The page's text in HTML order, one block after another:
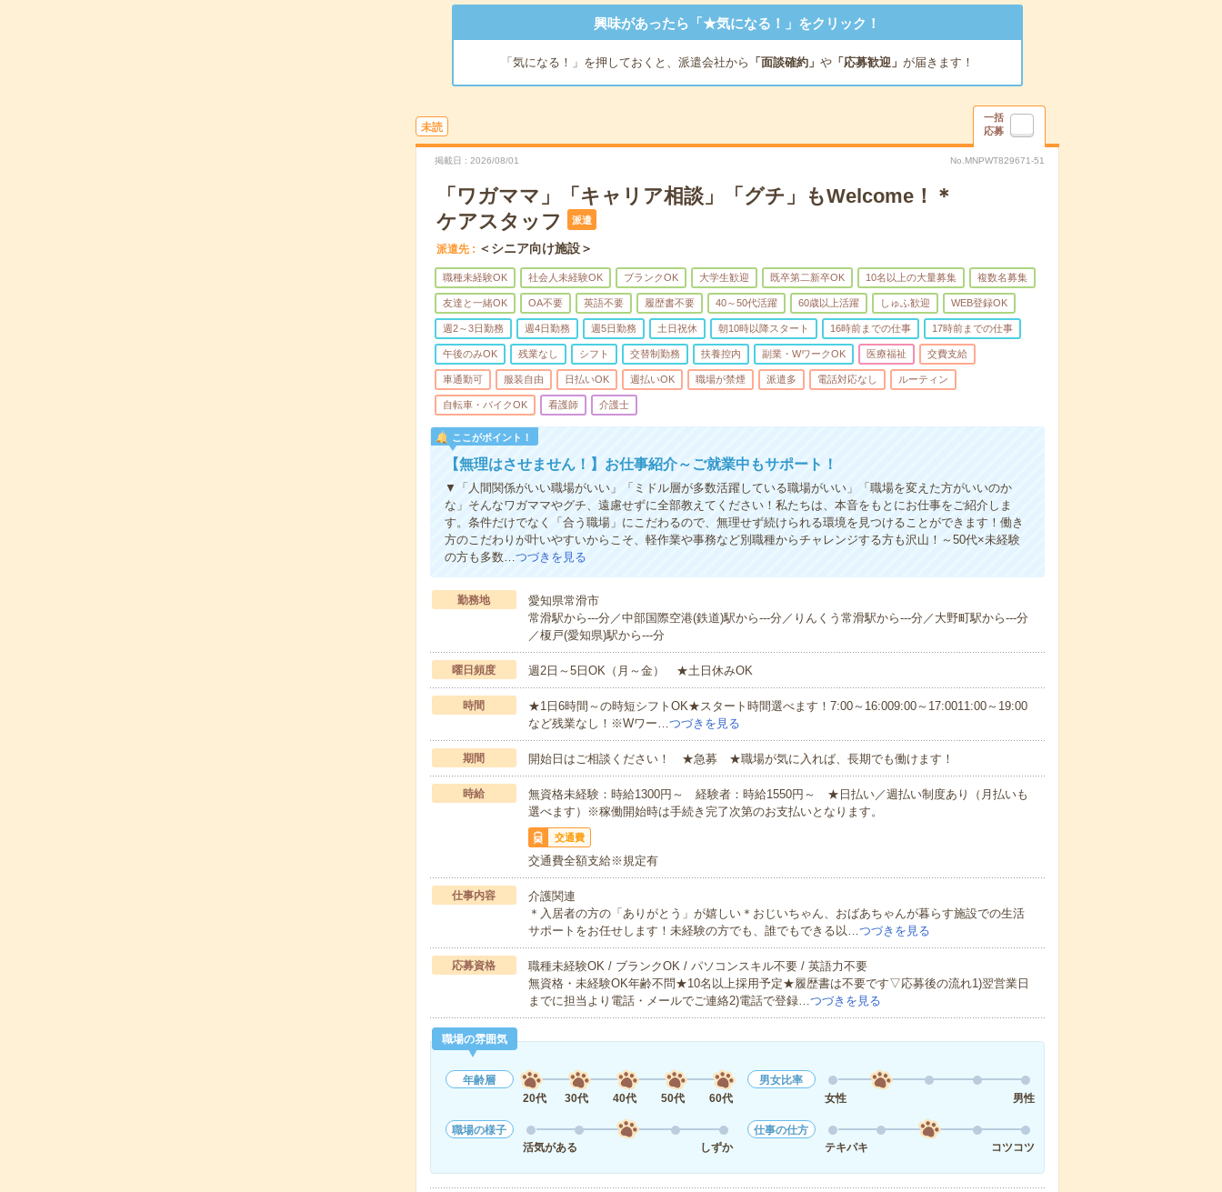
興味があったら「★気になる！」をクリック！
「気になる！」を押しておくと、派遣会社から 「面談確約」 や「応募歓迎」 が届きます！
未読
一括
応募
掲載日 2026/08/01 No.MNPWT829671-51
「ワガママ」「キャリア相談」「グチ」もWelcome！＊
ケアスタッフ
派遣
派遣先 ＜シニア向け施設＞
職種未経験OK 社会人未経験OK ブランクOK 大学生歓迎 既卒第二新卒OK 10名以上の大量募集 複数名募集
友達と一緒OK OA不要 英語不要 履歴書不要 40～50代活躍 60歳以上活躍 しゅふ歓迎 WEB登録OK
週2～3日勤務 週4日勤務 週5日勤務 土日祝休 朝10時以降スタート 16時前までの仕事 17時前までの仕事
午後のみOK 残業なし シフト 交替制勤務 扶養控内 副業・WワークOK 医療福祉 交費支給
車通勤可 服装自由 日払いOK 週払いOK 職場が禁煙 派遣多 電話対応なし ルーティン
自転車・バイクOK 看護師 介護士
ここがポイント！
【無理はさせません！】お仕事紹介～ご就業中もサポート！
▼「人間関係がいい職場がいい」「ミドル層が多数活躍している職場がいい」「職場を変えた方がいいのか
な」そんなワガママやグチ、遠慮せずに全部教えてください！私たちは、本音をもとにお仕事をご紹介しま
す。条件だけでなく「合う職場」にこだわるので、無理せず続けられる環境を見つけることができます！働き
方のこだわりが叶いやすいからこそ、軽作業や事務など別職種からチャレンジする方も沢山！～50代×未経験
の方も多数…つづきを見る
勤務地
愛知県常滑市
常滑駅から---分／中部国際空港(鉄道)駅から---分／りんくう常滑駅から---分／大野町駅から---分
／榎戸(愛知県)駅から---分
曜日頻度 週2日～5日OK（月～金） ★土日休みOK
時間
★1日6時間～の時短シフトOK★スタート時間選べます！7:00～16:009:00～17:0011:00～19:00
など残業なし！※Wワー…つづきを見る
期間 開始日はご相談ください！ ★急募 ★職場が気に入れば、長期でも働けます！
時給
無資格未経験：時給1300円～ 経験者：時給1550円～ ★日払い／週払い制度あり（月払いも
選べます）※稼働開始時は手続き完了次第のお支払いとなります。
交通費
交通費全額支給※規定有
仕事内容
介護関連
＊入居者の方の「ありがとう」が嬉しい＊おじいちゃん、おばあちゃんが暮らす施設での生活
サポートをお任せします！未経験の方でも、誰でもできる以…つづきを見る
応募資格
職種未経験OK / ブランクOK / パソコンスキル不要 / 英語力不要
無資格・未経験OK年齢不問★10名以上採用予定★履歴書は不要です▽応募後の流れ1)翌営業日
までに担当より電話・メールでご連絡2)電話で登録…つづきを見る
職場の雰囲気
年齢層
20代
30代 40代 50代 60代
男女比率
女性
男性
職場の様子
活気がある
しずか
仕事の仕方
テキパキ
コツコツ